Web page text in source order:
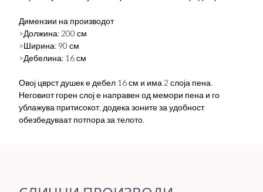
Димензии на производот
>Должина: 200 см
>Ширина: 90 см
>Дебелина: 16 см
Овој цврст душек е дебел 16 см и има 2 слоја пена.
Неговиот горен слој е направен од мемори пена и го
ублажува притисокот, додека зоните за удобност
обезбедуваат потпора за телото.